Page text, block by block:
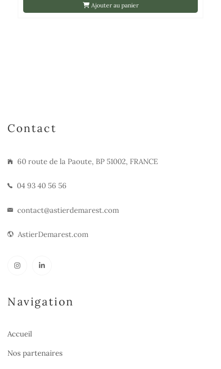
Ajouter au panier
Contact
60 route de la Paoute, BP 51002, FRANCE
04 93 40 56 56
contact@astierdemarest.com
AstierDemarest.com
Navigation
Accueil
Nos partenaires